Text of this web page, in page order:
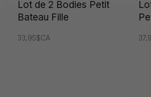
Lot de 2 Bodies Petit
Bateau Fille
33,95$CA